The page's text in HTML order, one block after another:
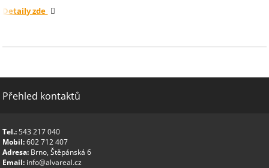
Detaily zde
Přehled kontaktů
Tel.:543 217 040
Mobil:602 712 407
Adresa: Brno, Štěpánská 6
Email: info@alvareal.cz